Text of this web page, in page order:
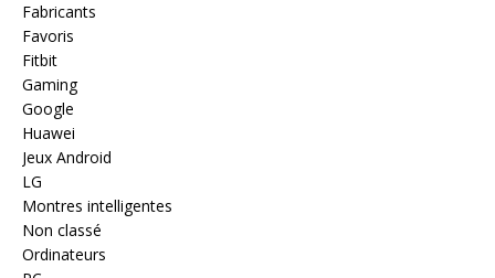
Fabricants
Favoris
Fitbit
Gaming
Google
Huawei
Jeux Android
LG
Montres intelligentes
Non classé
Ordinateurs